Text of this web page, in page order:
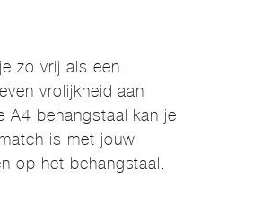
zo vrij als een
vrolijkheid aan
A4 behangstaal kan je
is met jouw
op het behangstaal.